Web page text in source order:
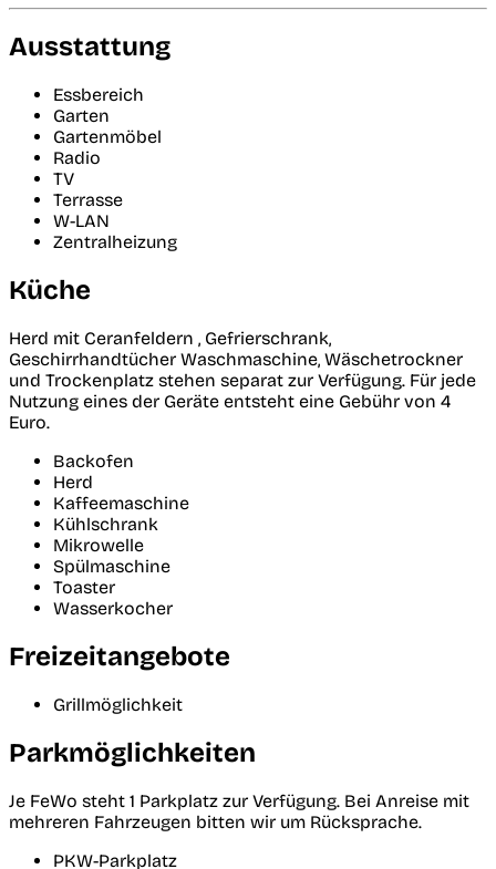
Ausstattung
Essbereich
Garten
Gartenmöbel
Radio
TV
Terrasse
W-LAN
Zentralheizung
Küche
Herd mit Ceranfeldern , Gefrierschrank,
Geschirrhandtücher Waschmaschine, Wäschetrockner
und Trockenplatz stehen separat zur Verfügung. Für jede
Nutzung eines der Geräte entsteht eine Gebühr von 4
Euro.
Backofen
Herd
Kaffeemaschine
Kühlschrank
Mikrowelle
Spülmaschine
Toaster
Wasserkocher
Freizeitangebote
Grillmöglichkeit
Parkmöglichkeiten
Je FeWo steht 1 Parkplatz zur Verfügung. Bei Anreise mit
mehreren Fahrzeugen bitten wir um Rücksprache.
PKW-Parkplatz